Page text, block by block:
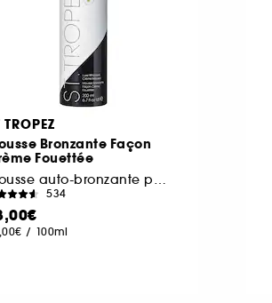
TROPEZ
Bronzante Façon
Fouettée
534
/ 100ml